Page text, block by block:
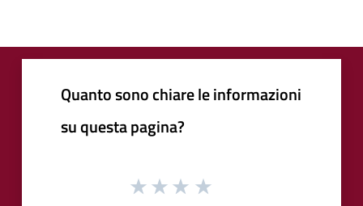
Quanto sono chiare le informazioni
su questa pagina?